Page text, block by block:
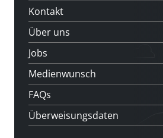
Kontakt
Über uns
Jobs
Medienwunsch
FAQs
Überweisungsdaten